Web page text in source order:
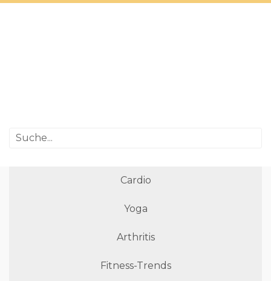
Cardio
Yoga
Arthritis
Fitness-Trends